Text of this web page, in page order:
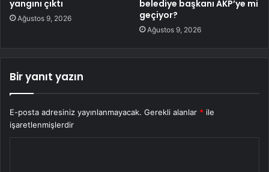
yangını çıktı
Ağustos 9, 2026
belediye başkanı AKP’ye mi
geçiyor?
Ağustos 9, 2026
Bir yanıt yazın
E-posta adresiniz yayınlanmayacak. Gerekli alanlar * ile
işaretlenmişlerdir